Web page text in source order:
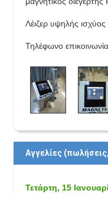
Λέιζερ υψηλής
Τηλέφωνο
Αγγελίες
Τετάρτη, 15